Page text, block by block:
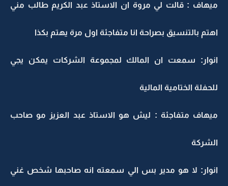
ميهاف : قالت لي مروة ان الاستاذ عبد الكريم طالب مني
اهتم بالتنسيق بصراحة انا متفاجئة اول مرة يهتم بكذا
انوار: سمعت ان المالك لمجموعة الشركات يمكن يجي
للحفلة الختامية المالية
ميهاف متفاجئة : ليش هو الاستاذ عبد العزيز مو صاحب
الشركة
انوار: لا هو مدير بس الي سمعته انه صاحبها شخص غني